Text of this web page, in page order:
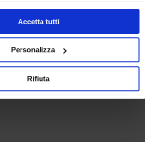
Accetta tutti
Personalizza
Rifiuta